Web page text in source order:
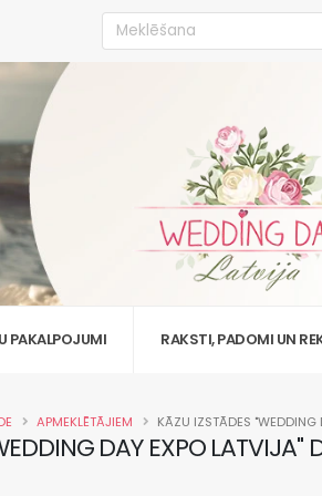
PAKALPOJUMI RAKSTI, PADOMI UN
DAY EXPO LATVIJA"
APMEKLĒTĀJIEM KĀZU IZSTĀDES